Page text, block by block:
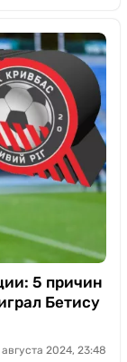
5 причин
Бетису
2024, 23:48